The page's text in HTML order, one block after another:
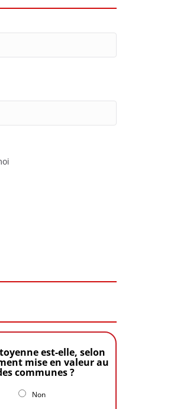
est-elle, selon
mise en valeur au
communes ?
Non